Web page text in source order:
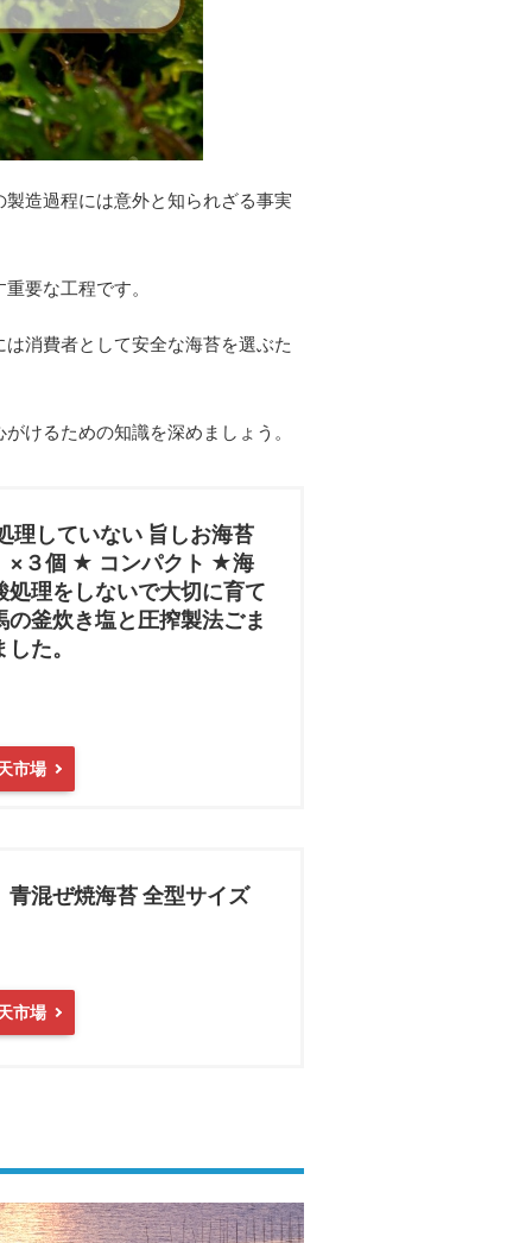
造過程には意外と知られざる事実
要な工程です。
消費者として安全な海苔を選ぶた
けるための知識を深めましょう。
していない 旨しお海苔
×３個 ★ コンパクト ★海
処理をしないで大切に育て
釜炊き塩と圧搾製法ごま
た。
市場
青混ぜ焼海苔 全型サイズ
市場